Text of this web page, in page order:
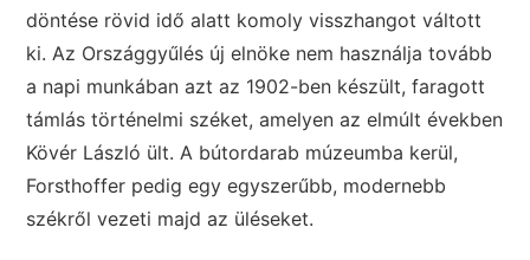
döntése rövid idő alatt komoly visszhangot váltott
ki. Az Országgyűlés új elnöke nem használja tovább
a napi munkában azt az 1902-ben készült, faragott
támlás történelmi széket, amelyen az elmúlt években
Kövér László ült. A bútordarab múzeumba kerül,
Forsthoffer pedig egy egyszerűbb, modernebb
székről vezeti majd az üléseket.